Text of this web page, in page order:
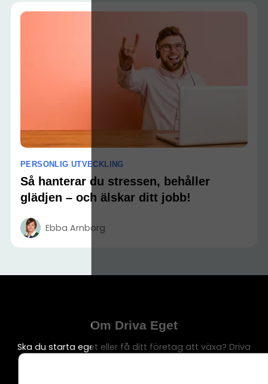
PERSONLIG UTVECKLING
Så hanterar du stressen, behåller
glädjen – och älskar ditt jobb!
Ebba Arnborg
Om Driva Eget
Ska du starta eget eller få ditt företag att växa? Driva